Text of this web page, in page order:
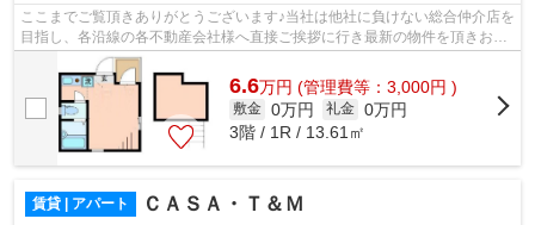
ここまでご覧頂きありがとうございます♪当社は他社に負けない総合仲介店を
目指し、各沿線の各不動産会社様へ直接ご挨拶に行き最新の物件を頂きお客
様へ提供しております！最新の情報は...
6.6万円 (管理費等：3,000円 )
敷金 0万円 礼金 0万円
3階 / 1R / 13.61㎡
賃貸 | アパート ＣＡＳＡ・Ｔ＆Ｍ